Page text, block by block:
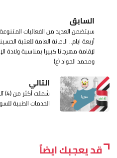
السابق
سيتضمن العديد من الفعاليات
أربعة ايام.. الامانة العامة للعتبة
لإقامة مهرجانا كبيرا بمناسبة ولادة
ومحمد الجواد (ع)
التالي
الخدمات الطبية
قد يعجبك ايضاً